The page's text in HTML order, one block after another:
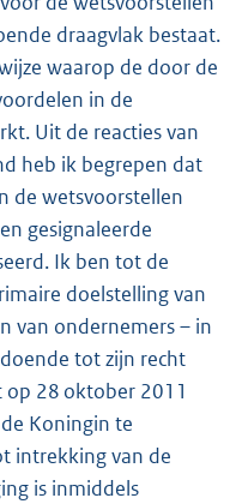
draagvlak bestaat.
waarop de door de
in de
Uit de reacties van
heb ik begrepen dat
de wetsvoorstellen
gesignaleerde
Ik ben tot de
doelstelling van
van ondernemers – in
tot zijn recht
28 oktober 2011
Koningin te
intrekking van de
is inmiddels